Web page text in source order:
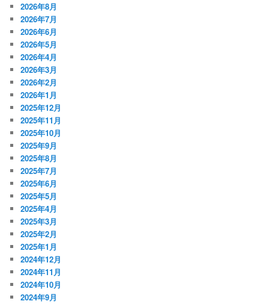
2026年8月
2026年7月
2026年6月
2026年5月
2026年4月
2026年3月
2026年2月
2026年1月
2025年12月
2025年11月
2025年10月
2025年9月
2025年8月
2025年7月
2025年6月
2025年5月
2025年4月
2025年3月
2025年2月
2025年1月
2024年12月
2024年11月
2024年10月
2024年9月